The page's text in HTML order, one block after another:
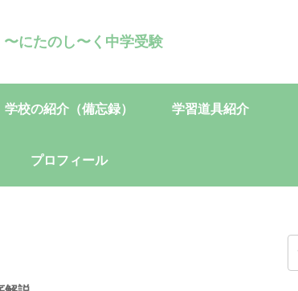
〜にたのし〜く中学受験
学校の紹介（備忘録） 学習道具紹介
プロフィール